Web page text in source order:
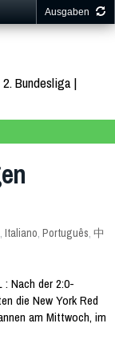
Ausgaben
2. Bundesliga
, Italiano, Português, 中
: Nach der 2:0-
die New York Red
am Mittwoch, im